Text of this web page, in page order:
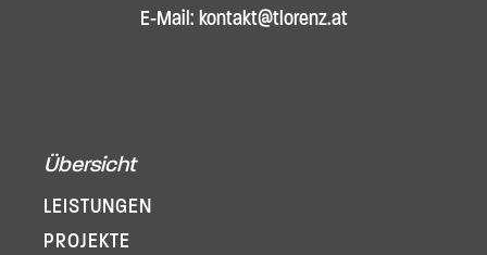
E-Mail: kontakt@tlorenz.at
Übersicht
LEISTUNGEN
PROJEKTE